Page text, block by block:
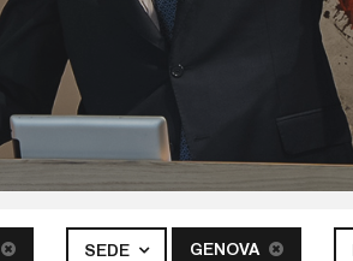
SEDE GENOVA